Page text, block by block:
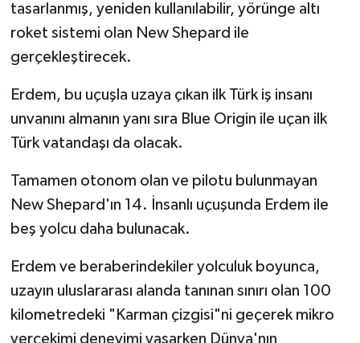
tasarlanmış, yeniden kullanılabilir, yörünge altı
roket sistemi olan New Shepard ile
gerçekleştirecek.
Erdem, bu uçuşla uzaya çıkan ilk Türk iş insanı
unvanını almanın yanı sıra Blue Origin ile uçan ilk
Türk vatandaşı da olacak.
Tamamen otonom olan ve pilotu bulunmayan
New Shepard'ın 14. İnsanlı uçuşunda Erdem ile
beş yolcu daha bulunacak.
Erdem ve beraberindekiler yolculuk boyunca,
uzayın uluslararası alanda tanınan sınırı olan 100
kilometredeki "Karman çizgisi"ni geçerek mikro
yerçekimi deneyimi yaşarken Dünya'nın